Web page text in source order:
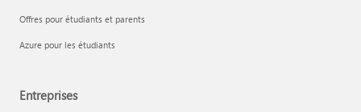
Offres pour étudiants et parents
Azure pour les étudiants
Entreprises